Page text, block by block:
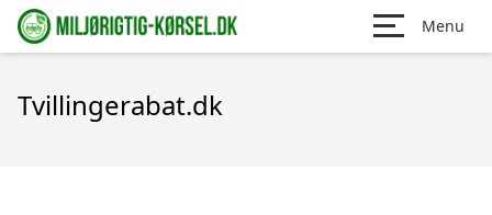
Menu
Tvillingerabat.dk